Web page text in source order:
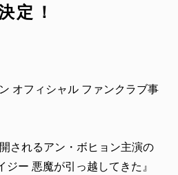
定！
オフィシャル ファンクラブ事
されるアン・ボヒョン主演の
ー 悪魔が引っ越してきた』